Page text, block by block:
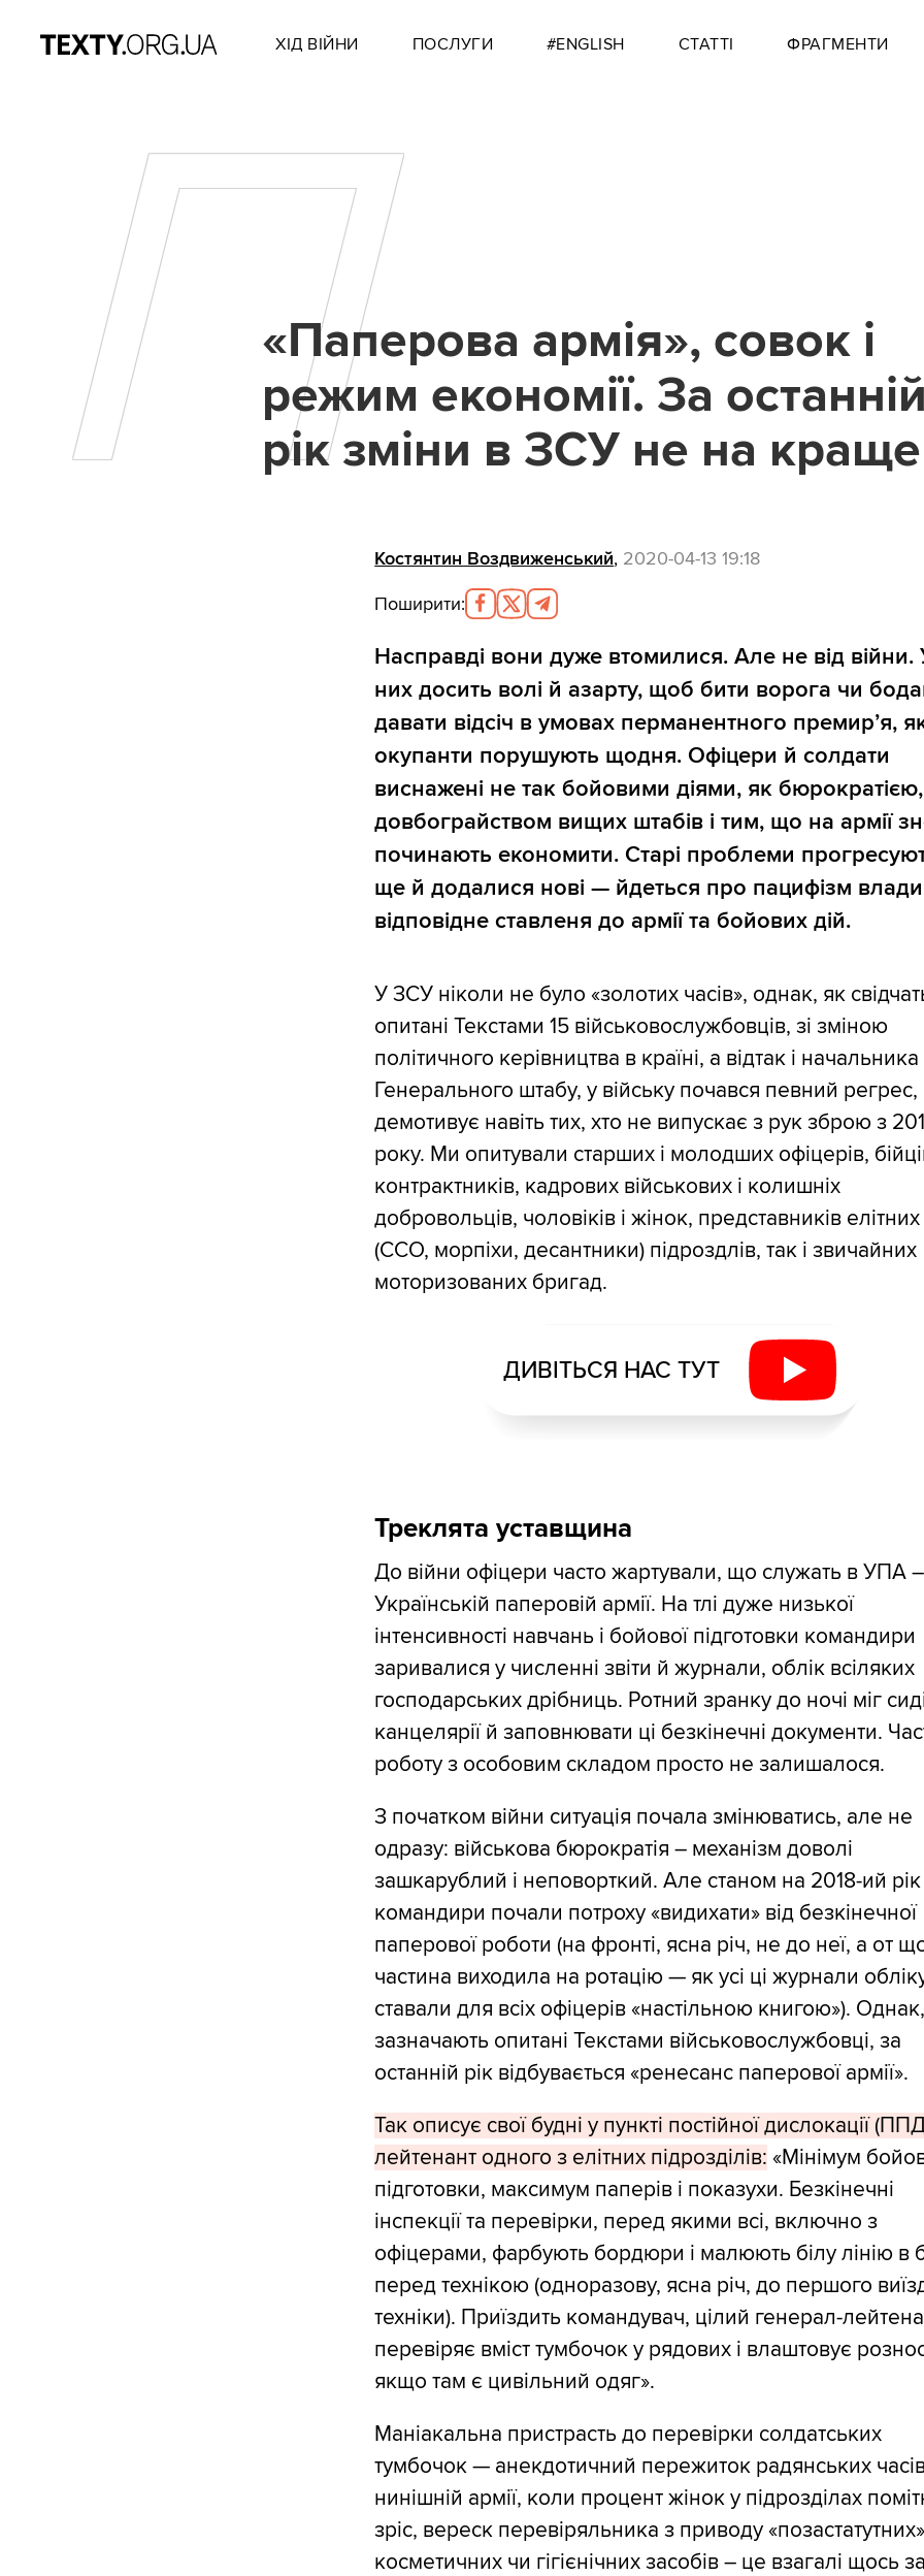
ХІД ВІЙНИ ПОСЛУГИ #ENGLISH СТАТТІ ФРАГМЕНТИ
П«Паперова армія», совок і
режим економії. За останній
рік зміни в ЗСУ не на краще
Костянтин Воздвиженський, 2020-04-13 19:18
Поширити:
Насправді вони дуже втомилися. Але не від війни.
них досить волі й азарту, щоб бити ворога чи
давати відсіч в умовах перманентного премир’я,
окупанти порушують щодня. Офіцери й солдати
виснажені не так бойовими діями, як бюрократією,
довбограйством вищих штабів і тим, що на армії
починають економити. Старі проблеми
ще й додалися нові — йдеться про пацифізм влади
відповідне ставленя до армії та бойових дій.
У ЗСУ ніколи не було «золотих часів», однак, як
опитані Текстами 15 військовослужбовців, зі зміною
політичного керівництва в країні, а відтак і начальника
Генерального штабу, у війську почався певний регрес,
демотивує навіть тих, хто не випускає з рук зброю з
року. Ми опитували старших і молодших офіцерів,
контрактників, кадрових військових і колишніх
добровольців, чоловіків і жінок, представників елітних
(ССО, морпіхи, десантники) підроздлів, так і звичайних
моторизованих бригад.
ДИВІТЬСЯ НАС ТУТ
Треклята уставщина
До війни офіцери часто жартували, що служать в УПА –
Українській паперовій армії. На тлі дуже низької
інтенсивності навчань і бойової підготовки командири
заривалися у численні звіти й журнали, облік всіляких
господарських дрібниць. Ротний зранку до ночі міг
канцелярії й заповнювати ці безкінечні документи.
роботу з особовим складом просто не залишалося.
З початком війни ситуація почала змінюватись, але не
одразу: військова бюрократія – механізм доволі
зашкарублий і неповорткий. Але станом на 2018-ий рік
командири почали потроху «видихати» від безкінечної
паперової роботи (на фронті, ясна річ, не до неї, а от
частина виходила на ротацію — як усі ці журнали
ставали для всіх офіцерів «настільною книгою»).
зазначають опитані Текстами військовослужбовці, за
останній рік відбувається «ренесанс паперової армії».
Так описує свої будні у пункті постійної дислокації
лейтенант одного з елітних підрозділів: «Мінімум
підготовки, максимум паперів і показухи. Безкінечні
інспекції та перевірки, перед якими всі, включно з
офіцерами, фарбують бордюри і малюють білу лінію в
перед технікою (одноразову, ясна річ, до першого
техніки). Приїздить командувач, цілий генерал-
перевіряє вміст тумбочок у рядових і влаштовує
якщо там є цивільний одяг».
Маніакальна пристрасть до перевірки солдатських
тумбочок — анекдотичний пережиток радянських
нинішній армії, коли процент жінок у підрозділах
зріс, вереск перевіряльника з приводу «позастатутних»
косметичних чи гігієнічних засобів – це взагалі щось за